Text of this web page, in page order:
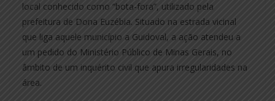
local conhecido como “bota-fora”, utilizado pela
prefeitura de Dona Euzébia. Situado na estrada vicinal
que liga aquele município a Guidoval, a ação atendeu a
um pedido do Ministério Público de Minas Gerais, no
âmbito de um inquérito civil que apura irregularidades na
área.